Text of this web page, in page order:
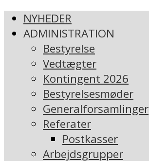
NYHEDER
ADMINISTRATION
Bestyrelse
Vedtægter
Kontingent 2026
Bestyrelsesmøder
Generalforsamlinger
Referater
Postkasser
Arbejdsgrupper